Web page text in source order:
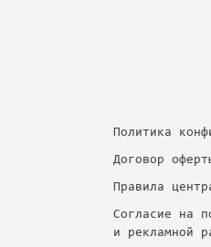
Политика
Договор
Правила
Согласие на
и рекламной